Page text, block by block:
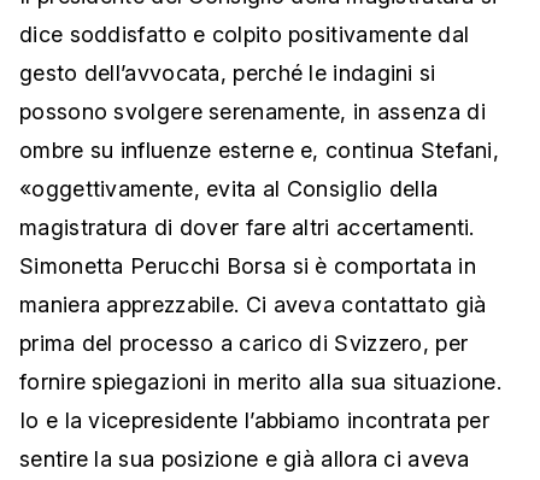
dice soddisfatto e colpito positivamente dal
gesto dell’avvocata, perché le indagini si
possono svolgere serenamente, in assenza di
ombre su influenze esterne e, continua Stefani,
«oggettivamente, evita al Consiglio della
magistratura di dover fare altri accertamenti.
Simonetta Perucchi Borsa si è comportata in
maniera apprezzabile. Ci aveva contattato già
prima del processo a carico di Svizzero, per
fornire spiegazioni in merito alla sua situazione.
Io e la vicepresidente l’abbiamo incontrata per
sentire la sua posizione e già allora ci aveva